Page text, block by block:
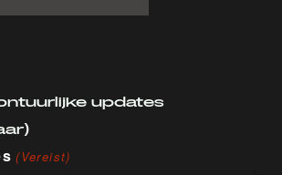
updates
(Vereist)